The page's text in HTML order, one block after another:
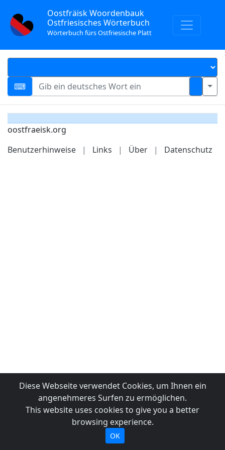
Oostfräisk Woordenbauk
Ostfriesisches Wörterbuch
Wörterbuch fürs Ostfriesische Platt
oostfraeisk.org
Benutzerhinweise
| Links | Über | Datenschutz
Diese Webseite verwendet Cookies, um Ihnen ein
angenehmeres Surfen zu ermöglichen.
This website uses cookies to give you a better
browsing experience.
OK